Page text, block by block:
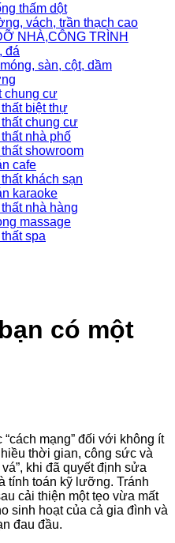
thấm dột
vách, trần thạch cao
NHÀ,CÔNG TRÌNH
đá
sàn, cột, dầm
chung cư
biệt thự
chung cư
nhà phố
showroom
cafe
khách sạn
karaoke
nhà hàng
massage
spa
có một
mạng” đối với không ít
thời gian, công sức và
khi đã quyết định sửa
tính toán kỹ lưỡng. Tránh
cải thiện một tẹo vừa mất
sinh hoạt của cả gia đình và
đau đầu.